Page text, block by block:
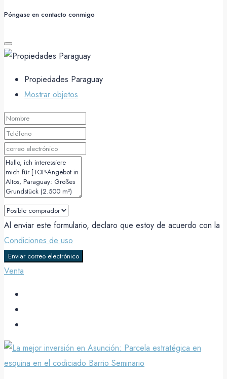
Póngase en contacto conmigo
Propiedades Paraguay
Mostrar objetos
Al enviar este formulario, declaro que estoy de acuerdo con la
Condiciones de uso
Enviar correo electrónico
Venta